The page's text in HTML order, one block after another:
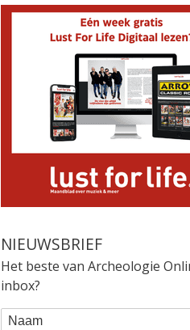
NIEUWSBRIEF
Het beste van Archeologie
inbox?
WEBFORM
Naam